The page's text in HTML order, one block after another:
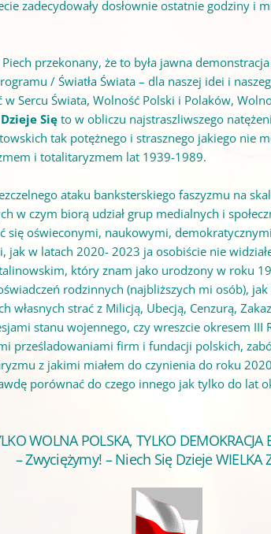
zadecydowały dosłownie ostatnie godziny i
Piech przekonany, że to była jawna
/ Światła Świata – dla naszej idei i
Sercu Świata, Wolność Polski i Polaków,
Dzieje Się to w obliczu najstraszliwszego
tak potężnego i strasznego jakiego nie
i totalitaryzmem lat 1939-1989.
ataku banksterskiego faszyzmu na
w czym biorą udział grup medialnych i
się oświeconymi, naukowymi,
w latach 2020- 2023 ja osobiście nie
który znam jako urodzony w roku
rodzinnych (najbliższych mi osób),
własnych strać z Milicją, Ubecją, Cenzurą,
stanu wojennego, czy wreszcie okresem III
prześladowaniami firm i fundacji polskich,
z jakimi miałem do czynienia do roku
porównać do czego innego jak tylko do lat
WOLNA POLSKA, TYLKO
– Zwyciężymy! – Niech Się Dzieje WIELKA